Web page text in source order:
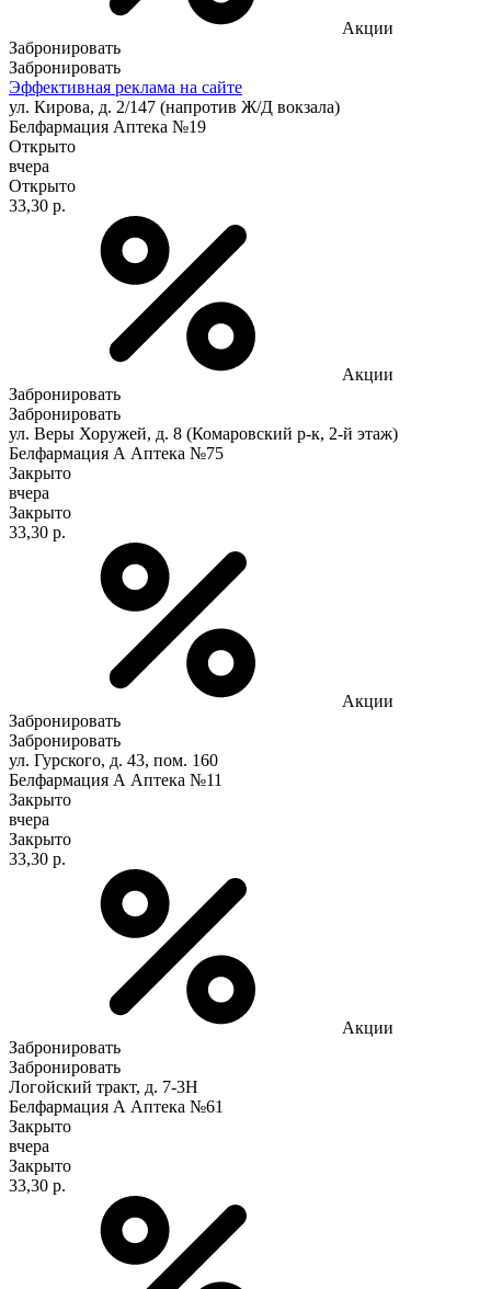
Акции
Забронировать
Забронировать
Эффективная реклама на сайте
ул. Кирова, д. 2/147 (напротив Ж/Д вокзала)
Белфармация Аптека №19
Открыто
вчера
Открыто
33,30 р.
Акции
Забронировать
Забронировать
ул. Веры Хоружей, д. 8 (Комаровский р-к, 2-й этаж)
Белфармация А Аптека №75
Закрыто
вчера
Закрыто
33,30 р.
Акции
Забронировать
Забронировать
ул. Гурского, д. 43, пом. 160
Белфармация А Аптека №11
Закрыто
вчера
Закрыто
33,30 р.
Акции
Забронировать
Забронировать
Логойский тракт, д. 7-3Н
Белфармация А Аптека №61
Закрыто
вчера
Закрыто
33,30 р.